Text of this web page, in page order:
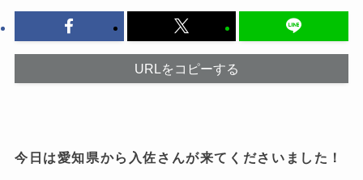
URLをコピーする
今日は愛知県から入佐さんが来てくださいました！